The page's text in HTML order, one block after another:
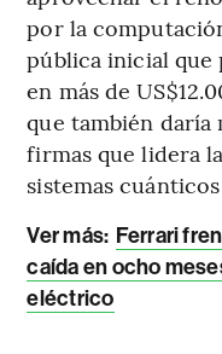
por la
pública inicial que
en más de
que también daría
firmas que lidera
sistemas
Ver más: Ferrari
caída en ocho
eléctrico